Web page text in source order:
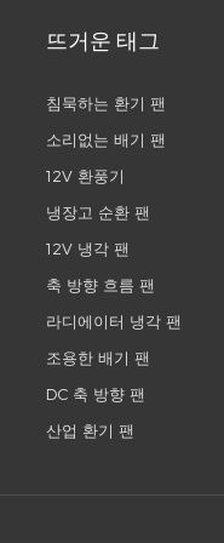
뜨거운 태그
침묵하는 환기 팬
소리없는 배기 팬
12V 환풍기
냉장고 순환 팬
12V 냉각 팬
축 방향 흐름 팬
라디에이터 냉각 팬
조용한 배기 팬
DC 축 방향 팬
산업 환기 팬